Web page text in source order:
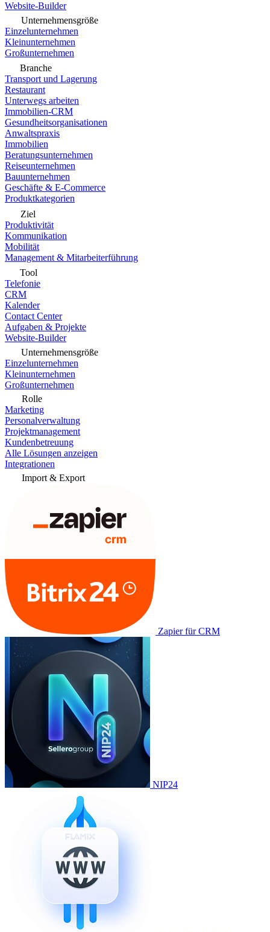
Website-Builder
Unternehmensgröße
Einzelunternehmen
Kleinunternehmen
Großunternehmen
Branche
Transport und Lagerung
Restaurant
Unterwegs arbeiten
Immobilien-CRM
Gesundheitsorganisationen
Anwaltspraxis
Immobilien
Beratungsunternehmen
Reiseunternehmen
Bauunternehmen
Geschäfte & E-Commerce
Produktkategorien
Ziel
Produktivität
Kommunikation
Mobilität
Management & Mitarbeiterführung
Tool
Telefonie
CRM
Kalender
Contact Center
Aufgaben & Projekte
Website-Builder
Unternehmensgröße
Einzelunternehmen
Kleinunternehmen
Großunternehmen
Rolle
Marketing
Personalverwaltung
Projektmanagement
Kundenbetreuung
Alle Lösungen anzeigen
Integrationen
Import & Export
Zapier für CRM
NIP24